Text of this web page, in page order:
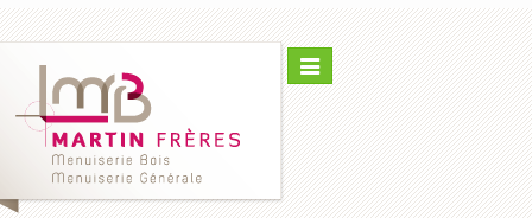
Toggle
navigation